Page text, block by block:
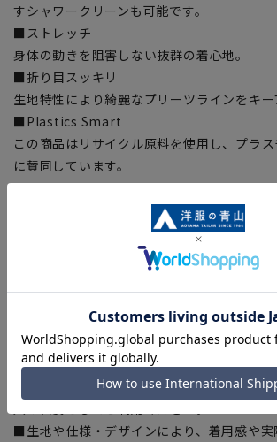
すシャワークリーンも可能です。
■ストレッチ
身体の動きを阻害しない抜群の着心地。
■折り目スッキリ
生地特性により綺麗なプリーツラインをキー
■Plastics Smart
この商品はリサイクル原料を使用し、プラ
に賛同しています。
■ECOBLUE®
『ECOBLUE』はマテリアルリサイクルによ
を繊維へと再生しています。当製品は裏地の
『ECOBLUE』を使用しています。【シルエ
【商品に関するご注意】
■商品画像はサンプルのため、色味やサイズ
ある場合がございますので、予めご了承く
■ゆとり感には個人差があります。サイズ表
■生地や仕様・デザインにより、着用感や